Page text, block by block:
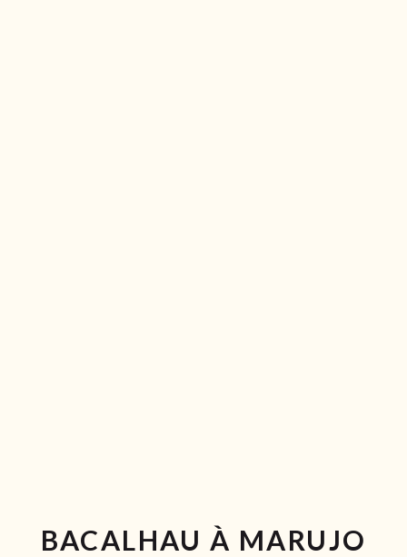
BACALHAU À MARUJO